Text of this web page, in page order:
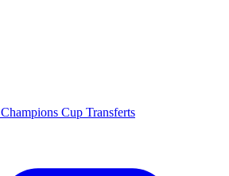
Champions Cup Transferts